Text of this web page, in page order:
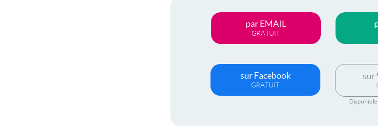
par EMAIL
GRATUIT
sur Facebook
GRATUIT
sur
Disponible